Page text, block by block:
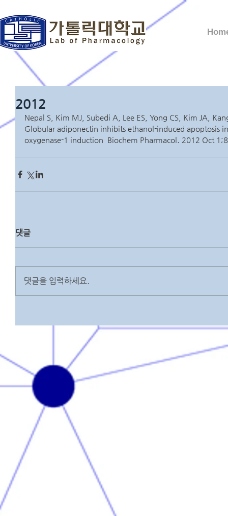
2012
Nepal S, Kim MJ, Subedi A, Lee ES, Yong CS, Kim JA,
Globular adiponectin inhibits ethanol-induced apoptosis
oxygenase-1 induction  Biochem Pharmacol. 2012 Oct
댓글
댓글을 입력하세요.